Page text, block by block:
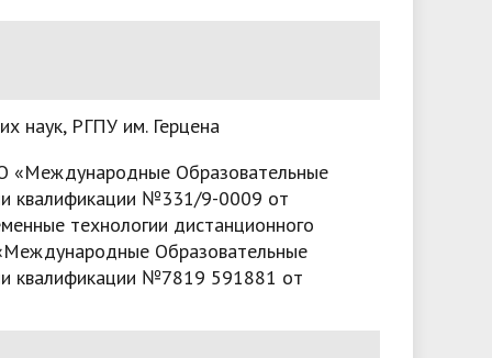
наук, РГПУ им. Герцена
«Международные Образовательные
квалификации №331/9-0009 от
технологии дистанционного
Образовательные
квалификации №7819 591881 от